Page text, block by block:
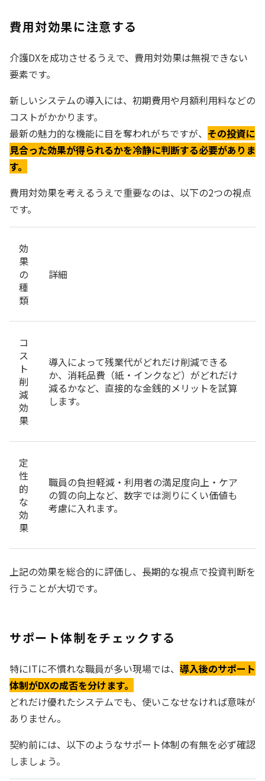
費用対効果に注意する
介護DXを成功させるうえで、費用対効果は無視できない
要素です。
新しいシステムの導入には、初期費用や月額利用料などの
コストがかかります。
最新の魅力的な機能に目を奪われがちですが、 その投資に
見合った効果が得られるかを冷静に判断する必要がありま
す。
費用対効果を考えるうえで重要なのは、以下の2つの視点
です。
効
果
の
種
類
詳細
コ
ス
ト
削
減
効
果
導入によって残業代がどれだけ削減できる
か、消耗品費（紙・インクなど）がどれだけ
減るかなど、直接的な金銭的メリットを試算
します。
定
性
的
な
効
果
職員の負担軽減・利用者の満足度向上・ケア
の質の向上など、数字では測りにくい価値も
考慮に入れます。
上記の効果を総合的に評価し、長期的な視点で投資判断を
行うことが大切です。
サポート体制をチェックする
特にITに不慣れな職員が多い現場では、 導入後のサポート
体制がDXの成否を分けます。
どれだけ優れたシステムでも、使いこなせなければ意味が
ありません。
契約前には、以下のようなサポート体制の有無を必ず確認
しましょう。